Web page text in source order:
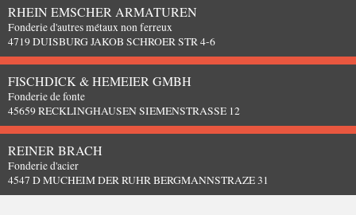
RHEIN EMSCHER ARMATUREN
Fonderie d'autres métaux non ferreux
4719 DUISBURG JAKOB SCHROER STR 4-6
FISCHDICK & HEMEIER GMBH
Fonderie de fonte
45659 RECKLINGHAUSEN SIEMENSTRASSE 12
REINER BRACH
Fonderie d'acier
4547 D MUCHEIM DER RUHR BERGMANNSTRAZE 31